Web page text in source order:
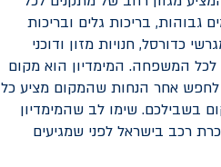
בריכות גלים ובריכות
כדורסל, חנויות מזון ודוכני
לכל המשפחה. המימדיון הוא מקום
לחפש אחר הנחות שהמקום מציע כל
בשבילכם. שימו לב שהמימדיון
רכב בישראל לפני שמגיעים